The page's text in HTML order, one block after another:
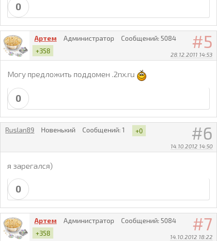
0
5
28.12.2011 14:53
Артем Администратор Сообщений: 5084
+358
Могу предложить поддомен .2nx.ru
0
6
14.10.2012 14:50
Ruslan89 Новенький Сообщений: 1 +0
я зарегался)
0
7
14.10.2012 18:22
Артем Администратор Сообщений: 5084
+358